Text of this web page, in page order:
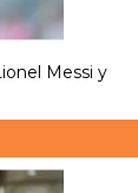
Messi y